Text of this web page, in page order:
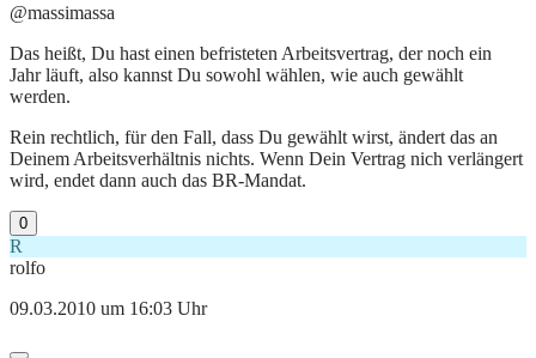
@massimassa
Das heißt, Du hast einen befristeten Arbeitsvertrag, der noch ein
Jahr läuft, also kannst Du sowohl wählen, wie auch gewählt
werden.
Rein rechtlich, für den Fall, dass Du gewählt wirst, ändert das an
Deinem Arbeitsverhältnis nichts. Wenn Dein Vertrag nich verlängert
wird, endet dann auch das BR-Mandat.
0
R
rolfo
09.03.2010 um 16:03 Uhr